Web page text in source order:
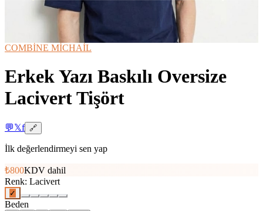
/6 Büyüt
⚡ Hızlı Teslimat
COMBİNE MİCHAİL
Erkek Yazı Baskılı Oversize
Lacivert Tişört
💬𝕏f 🔗
İlk değerlendirmeyi sen yap
₺800KDV dahil
Renk: Lacivert
✓
Beden